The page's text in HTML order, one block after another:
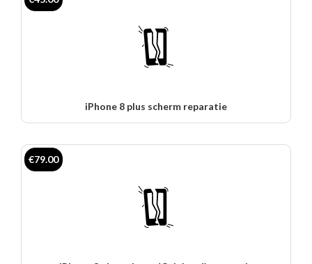
iPhone 8 plus scherm reparatie
€79.00